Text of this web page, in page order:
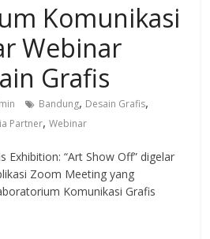
Komunikasi
Webinar
Grafis
Bandung, Desain Grafis,
Partner,Webinar
Exhibition: “Art Show Off” digelar
Zoom Meeting yang
Komunikasi Grafis